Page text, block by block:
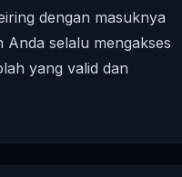
dengan masuknya
selalu mengakses
yang valid dan